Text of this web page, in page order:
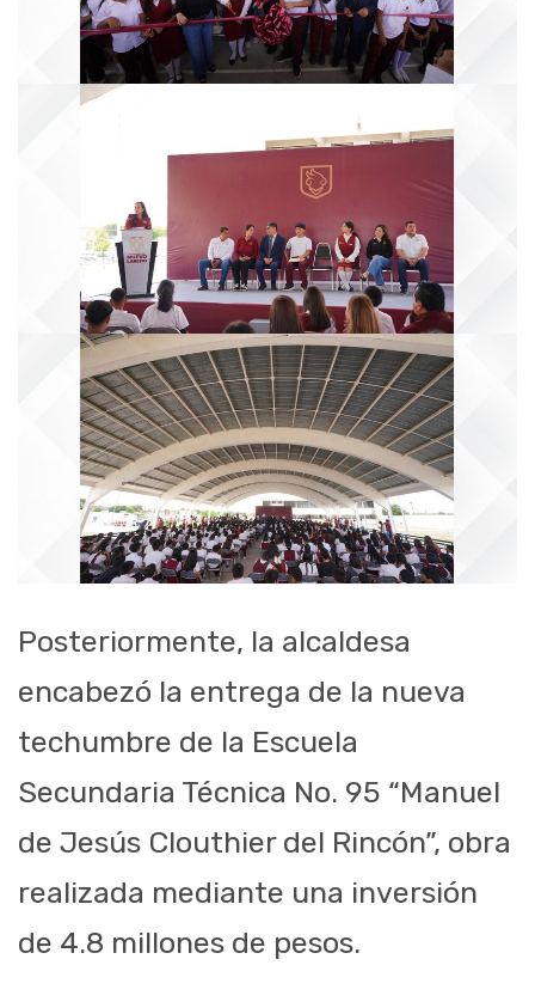
Posteriormente, la alcaldesa
encabezó la entrega de la nueva
techumbre de la Escuela
Secundaria Técnica No. 95 “Manuel
de Jesús Clouthier del Rincón”, obra
realizada mediante una inversión
de 4.8 millones de pesos.